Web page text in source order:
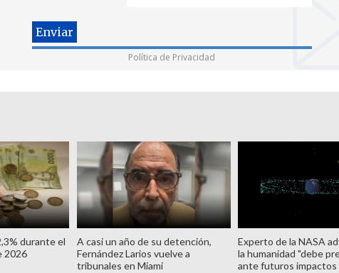
Política de Privacidad
durante el
2026
A casi un año de su detención,
Fernández Larios vuelve a
tribunales en Miami
Experto de la NASA
la humanidad "debe
ante futuros impactos